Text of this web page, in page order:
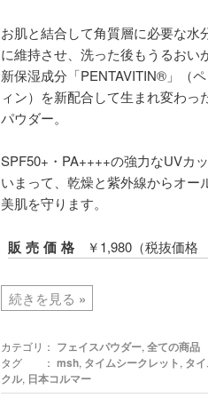
お肌と結合して角質層に必要な水
に維持させ、洗った後もうるおい
新保湿成分「PENTAVITIN®」（
ィン）を新配合して生まれ変わっ
パウダー。
SPF50+・PA++++の強力なUVカ
いまって、乾燥と紫外線からオー
美肌を守ります。
販売価格 ￥1,980（税抜価格
続きを見る »
カテゴリ： フェイスパウダー,全ての商品
タグ ： msh, タイムシークレット, タ
クル, 日本コルマー